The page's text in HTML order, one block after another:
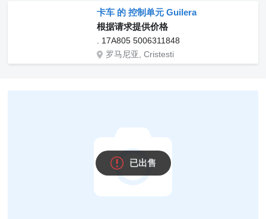
卡车 的 控制单元 Guilera
根据请求提供价格
. 17A805 5006311848
罗马尼亚, Cristesti
已出售